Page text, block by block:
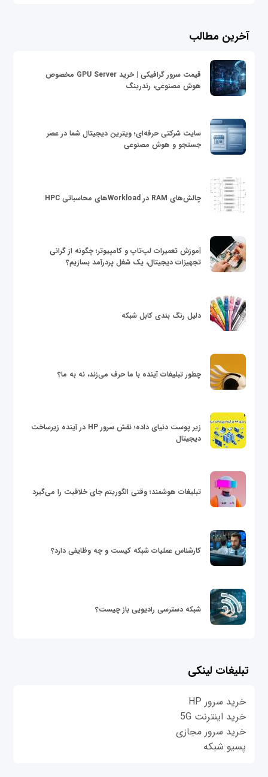
آخرین مطالب
قیمت سرور گرافیکی | خرید GPU Server مخصوص
هوش مصنوعی، رندرینگ
سایت شرکتی حرفه‌ای؛ ویترین دیجیتال شما در عصر
جستجو و هوش مصنوعی
چالش‌های RAM در Workloadهای محاسباتی HPC
آموزش تعمیرات لپ‌تاپ و کامپیوتر؛ چگونه از گرانی
تجهیزات دیجیتال، یک شغل پردرآمد بسازیم؟
دلیل رنگ بندی کابل شبکه
چطور تبلیغات آینده با ما حرف می‌زند، نه به ما؟
زیر پوست دنیای داده؛ نقش سرور HP در آینده زیرساخت
دیجیتال
تبلیغات هوشمند؛ وقتی الگوریتم جای خلاقیت را می‌گیرد
کارشناس عملیات شبکه کیست و چه وظایفی دارد؟
شبکه دسترسی رادیویی باز چیست؟
تبلیغات لینکی
خرید سرور HP
خرید اینترنت 5G
خرید سرور مجازی
پسیو شبکه